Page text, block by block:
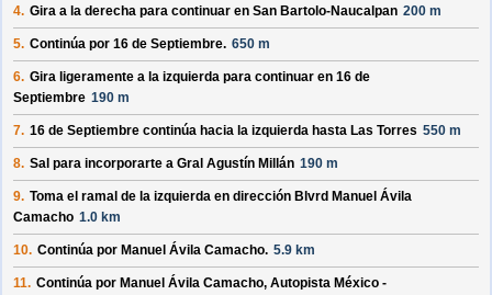
4. Gira a la derecha para continuar en San Bartolo-Naucalpan 200 m
5. Continúa por 16 de Septiembre. 650 m
6. Gira ligeramente a la izquierda para continuar en 16 de
Septiembre 190 m
7. 16 de Septiembre continúa hacia la izquierda hasta Las Torres 550 m
8. Sal para incorporarte a Gral Agustín Millán 190 m
9. Toma el ramal de la izquierda en dirección Blvrd Manuel Ávila
Camacho 1.0 km
10. Continúa por Manuel Ávila Camacho. 5.9 km
11. Continúa por Manuel Ávila Camacho, Autopista México -